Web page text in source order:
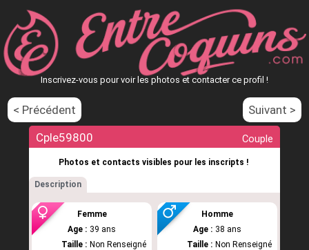
Inscrivez-vous pour voir les photos et contacter ce profil !
< Précédent
Suivant >
Cple59800
Couple
Photos et contacts visibles pour les inscripts !
Description
Femme
Age : 39 ans
Taille : Non Renseigné
Homme
Age : 38 ans
Taille : Non Renseigné